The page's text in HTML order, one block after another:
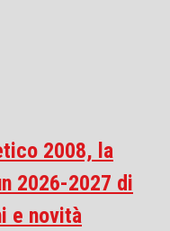
2008, la
2026-2027 di
e novità